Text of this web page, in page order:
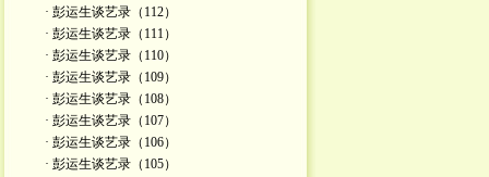
· 彭运生谈艺录（112）
· 彭运生谈艺录（111）
· 彭运生谈艺录（110）
· 彭运生谈艺录（109）
· 彭运生谈艺录（108）
· 彭运生谈艺录（107）
· 彭运生谈艺录（106）
· 彭运生谈艺录（105）